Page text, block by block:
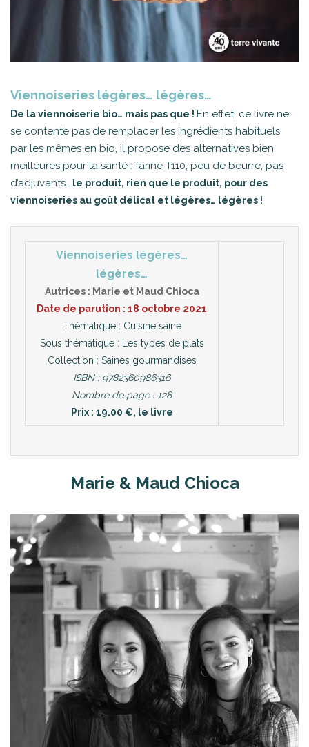
Viennoiseries légères… légères…
De la viennoiserie bio… mais pas que ! En effet, ce livre ne
se contente pas de remplacer les ingrédients habituels
par les mêmes en bio, il propose des alternatives bien
meilleures pour la santé : farine T110, peu de beurre, pas
d’adjuvants… le produit, rien que le produit, pour des
viennoiseries au goût délicat et légères… légères !
Viennoiseries légères…
légères…
Autrices : Marie et Maud Chioca
Date de parution : 18 octobre 2021
Thématique : Cuisine saine
Sous thématique : Les types de plats
Collection : Saines gourmandises
ISBN : 9782360986316
Nombre de page : 128
Prix : 19.00 €, le livre
Marie & Maud Chioca